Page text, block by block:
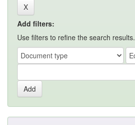
Add filters:
Use filters to refine the search results.